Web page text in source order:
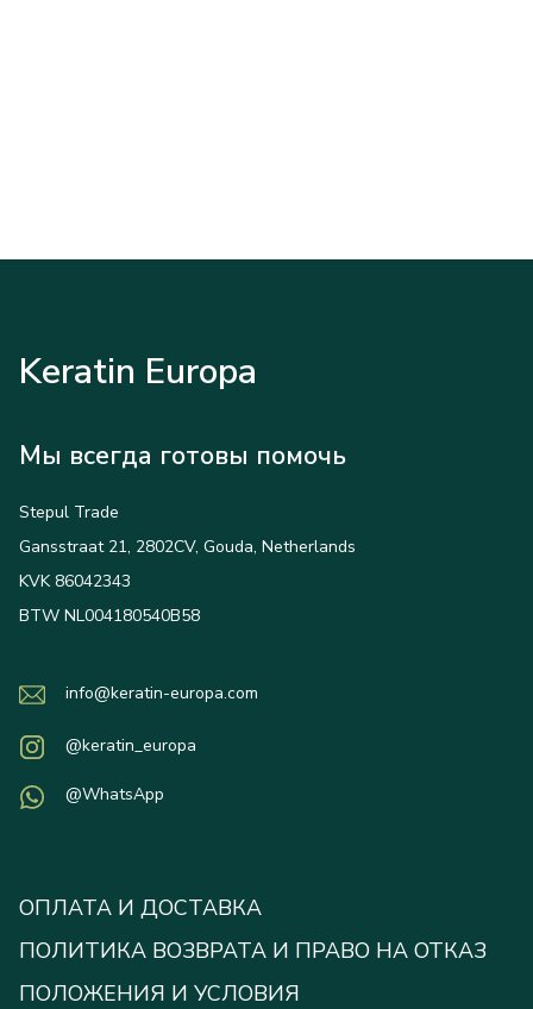
Keratin Europa
Мы всегда готовы помочь
Stepul Trade
Gansstraat 21, 2802CV, Gouda, Netherlands
KVK 86042343
BTW NL004180540B58
info@keratin-europa.com
@keratin_europa
@WhatsApp
ОПЛАТА И ДОСТАВКА
ПОЛИТИКА ВОЗВРАТА И ПРАВО НА ОТКАЗ
ПОЛОЖЕНИЯ И УСЛОВИЯ